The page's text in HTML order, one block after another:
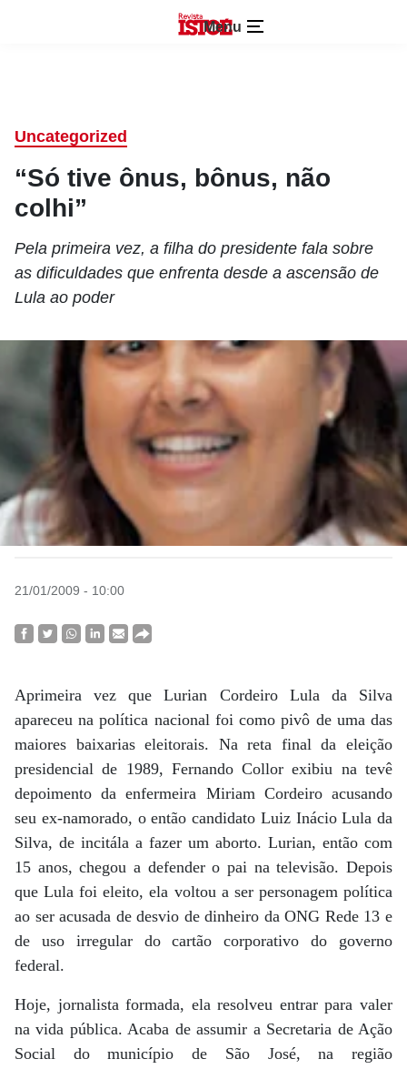
Menu
Uncategorized
“Só tive ônus, bônus, não
colhi”
Pela primeira vez, a filha do presidente fala sobre
as dificuldades que enfrenta desde a ascensão de
Lula ao poder
21/01/2009 - 10:00
Aprimeira vez que Lurian Cordeiro Lula da Silva
apareceu na política nacional foi como pivô de uma das
maiores baixarias eleitorais. Na reta final da eleição
presidencial de 1989, Fernando Collor exibiu na tevê
depoimento da enfermeira Miriam Cordeiro acusando
seu ex-namorado, o então candidato Luiz Inácio Lula da
Silva, de incitála a fazer um aborto. Lurian, então com
15 anos, chegou a defender o pai na televisão. Depois
que Lula foi eleito, ela voltou a ser personagem política
ao ser acusada de desvio de dinheiro da ONG Rede 13 e
de uso irregular do cartão corporativo do governo
federal.
Hoje, jornalista formada, ela resolveu entrar para valer
na vida pública. Acaba de assumir a Secretaria de Ação
Social do município de São José, na região